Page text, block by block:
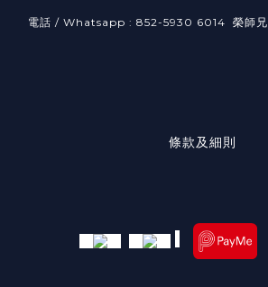
電話 / Whatsapp : 852-5930 6014 榮師兄
條款及細則